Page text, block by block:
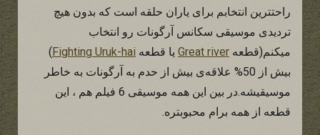
راحتترین انتخابم برای یاران حلقه است که بدون هیچ
تردیدی موسیقی سکانس آرگونات رو انتخاب
میکنم(قطعه Great river یا قطعه Fighting Uruk-hai
)
بیش از 50% علاقه‌ی بیش از حدم به آرگونات به خاطر
موسیقیشه.در بین این همه موسیقی 6 فیلم هم ، این
قطعه از همه برام محبوبتره.